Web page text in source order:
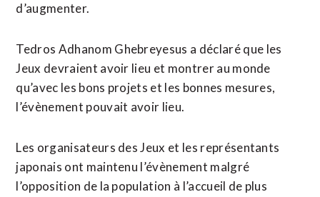
d’augmenter.
Tedros Adhanom Ghebreyesus a déclaré que les
Jeux devraient avoir lieu et montrer au monde
qu’avec les bons projets et les bonnes mesures,
l’évènement pouvait avoir lieu.
Les organisateurs des Jeux et les représentants
japonais ont maintenu l’évènement malgré
l’opposition de la population à l’accueil de plus